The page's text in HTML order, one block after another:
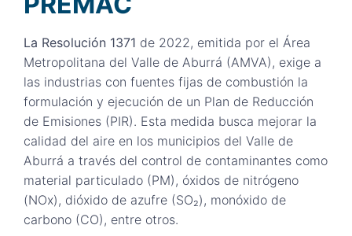
La Resolución 1371 de 2022, emitida por el Área
Metropolitana del Valle de Aburrá (AMVA), exige a
las industrias con fuentes fijas de combustión la
formulación y ejecución de un Plan de Reducción
de Emisiones (PIR). Esta medida busca mejorar la
calidad del aire en los municipios del Valle de
Aburrá a través del control de contaminantes como
material particulado (PM), óxidos de nitrógeno
(NOx), dióxido de azufre (SO₂), monóxido de
carbono (CO), entre otros.